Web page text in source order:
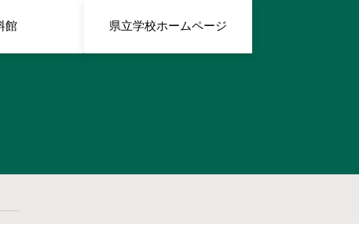
館 県立学校ホームページ